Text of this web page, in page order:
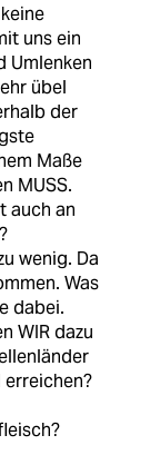
uns ein
Umlenken
übel
der
Maße
MUSS.
auch an
wenig. Da
Was
dabei.
WIR dazu